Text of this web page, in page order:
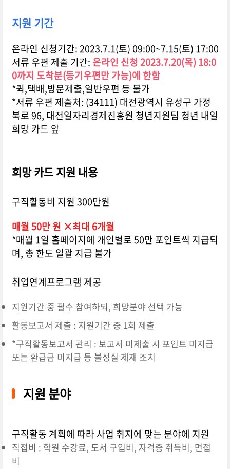
지원 기간
온라인 신청기간: 2023.7.1(토) 09:00~7.15(토) 17:00
서류 우편 제출 기간: 온라인 신청 2023.7.20(목) 18:0
0까지 도착분(등기우편만 가능)에 한함
*퀵,택배,방문제출,일반우편 등 불가
*서류 우편 제출처: (34111) 대전광역시 유성구 가정
북로 96, 대전일자리경제진흥원 청년지원팀 청년 내일
희망 카드 앞
희망 카드 지원 내용
구직활동비 지원 300만원
매월 50만 원 ×최대 6개월
*매월 1일 홈페이지에 개인별로 50만 포인트씩 지급되
며, 총 한도 일괄 지급 불가
취업연계프로그램 제공
지원기간 중 필수 참여하되, 희망분야 선택 가능
활동보고서 제출 : 지원기간 중 1회 제출
*구직활동보고서 관리 : 보고서 미제출 시 포인트 미지급
또는 환급금 미지급 등 불성실 제재 조치
지원 분야
구직활동 계획에 따라 사업 취지에 맞는 분야에 지원
직접비 : 학원 수강료, 도서 구입비, 자격증 취득비, 면접
비